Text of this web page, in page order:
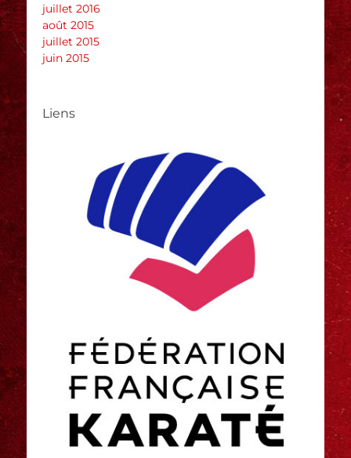
juillet 2016
août 2015
juillet 2015
juin 2015
Liens